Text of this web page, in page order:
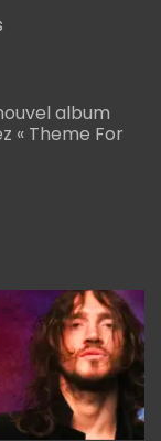
album
« Theme For